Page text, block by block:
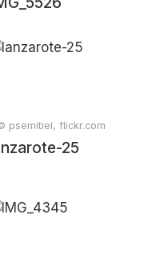
psemitiel, flickr.com
25